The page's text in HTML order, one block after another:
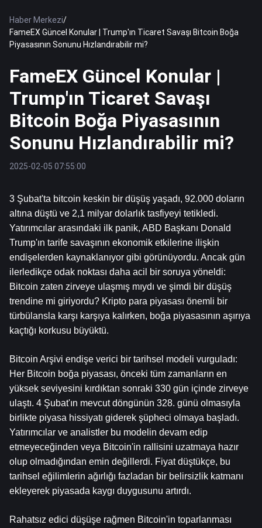
Haber Merkezi/
FameEX Güncel Konular | Trump'ın Ticaret Savaşı Bitcoin Boğa
Piyasasının Sonunu Hızlandırabilir mi?
FameEX Güncel Konular |
Trump'ın Ticaret Savaşı
Bitcoin Boğa Piyasasının
Sonunu Hızlandırabilir mi?
2025-02-05 07:55:00
3 Şubat'ta bitcoin keskin bir düşüş yaşadı, 92.000 doların
altına düştü ve 2,1 milyar dolarlık tasfiyeyi tetikledi.
Yatırımcılar arasındaki ilk panik, ABD Başkanı Donald
Trump'ın tarife savaşının ekonomik etkilerine ilişkin
endişelerden kaynaklanıyor gibi görünüyordu. Ancak gün
ilerledikçe odak noktası daha acil bir soruya yöneldi:
Bitcoin zaten zirveye ulaşmış mıydı ve şimdi bir düşüş
trendine mi giriyordu? Kripto para piyasası önemli bir
türbülansla karşı karşıya kalırken, boğa piyasasının aşırıya
kaçtığı korkusu büyüktü.
Bitcoin Arşivi endişe verici bir tarihsel modeli vurguladı:
Her Bitcoin boğa piyasası, önceki tüm zamanların en
yüksek seviyesini kırdıktan sonraki 330 gün içinde zirveye
ulaştı. 4 Şubat'ın mevcut döngünün 328. günü olmasıyla
birlikte piyasa hissiyatı giderek şüpheci olmaya başladı.
Yatırımcılar ve analistler bu modelin devam edip
etmeyeceğinden veya Bitcoin'in rallisini uzatmaya hazır
olup olmadığından emin değillerdi. Fiyat düştükçe, bu
tarihsel eğilimlerin ağırlığı fazladan bir belirsizlik katmanı
ekleyerek piyasada kaygı duygusunu artırdı.
Rahatsız edici düşüşe rağmen Bitcoin'in toparlanması